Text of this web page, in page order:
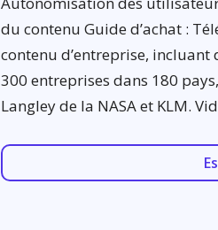
du contenu Guide d’achat :
contenu d’entreprise, incluant
300 entreprises dans 180
Langley de la NASA et KLM.